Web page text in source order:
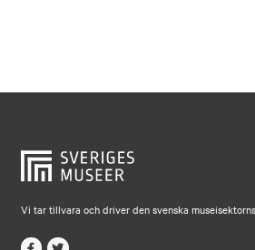
Vi tar tillvara och driver den svenska